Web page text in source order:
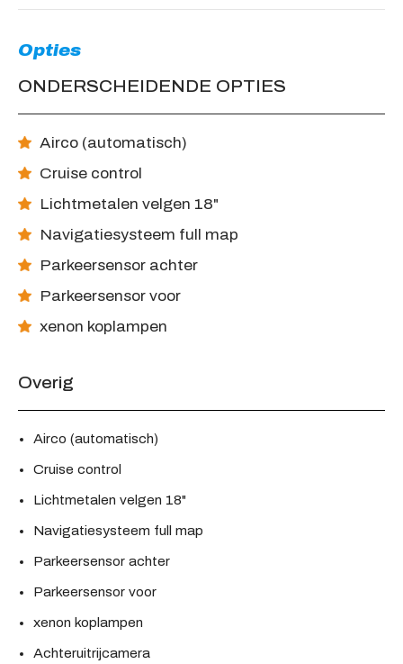
Opties
ONDERSCHEIDENDE OPTIES
Airco (automatisch)
Cruise control
Lichtmetalen velgen 18"
Navigatiesysteem full map
Parkeersensor achter
Parkeersensor voor
xenon koplampen
Overig
Airco (automatisch)
Cruise control
Lichtmetalen velgen 18"
Navigatiesysteem full map
Parkeersensor achter
Parkeersensor voor
xenon koplampen
Achteruitrijcamera